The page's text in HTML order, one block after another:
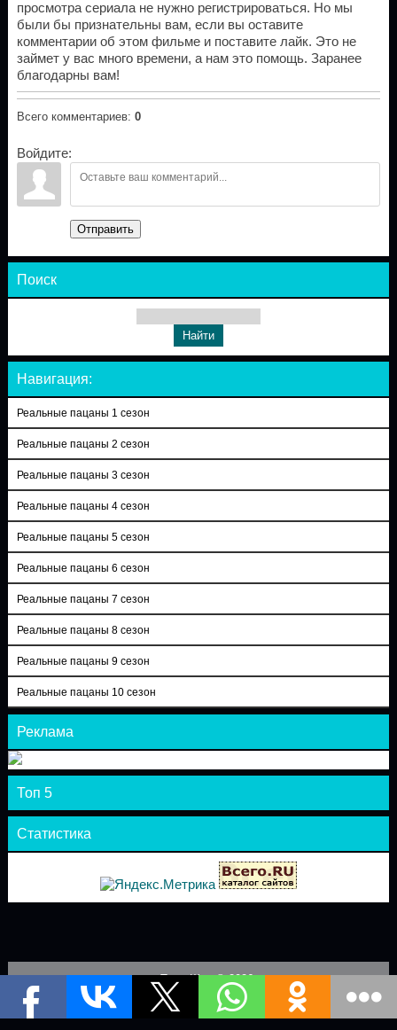
просмотра сериала не нужно регистрироваться. Но мы
были бы признательны вам, если вы оставите
комментарии об этом фильме и поставите лайк. Это не
займет у вас много времени, а нам это помощь. Заранее
благодарны вам!
Всего комментариев: 0
Войдите:
Отправить
Поиск
Навигация:
Реальные пацаны 1 сезон
Реальные пацаны 2 сезон
Реальные пацаны 3 сезон
Реальные пацаны 4 сезон
Реальные пацаны 5 сезон
Реальные пацаны 6 сезон
Реальные пацаны 7 сезон
Реальные пацаны 8 сезон
Реальные пацаны 9 сезон
Реальные пацаны 10 сезон
Реклама
Топ 5
Статистика
Теле-Шоу © 2026